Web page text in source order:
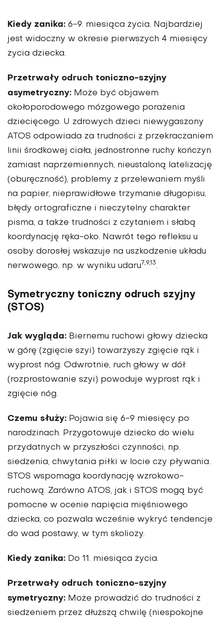
Kiedy zanika: 6-9. miesiąca życia. Najbardziej
jest widoczny w okresie pierwszych 4 miesięcy
życia dziecka.
Przetrwały odruch toniczno-szyjny
asymetryczny: Może być objawem
okołoporodowego mózgowego porażenia
dziecięcego. U zdrowych dzieci niewygaszony
ATOS odpowiada za trudności z przekraczaniem
linii środkowej ciała, jednostronne ruchy kończyn
zamiast naprzemiennych, nieustaloną latelizację
(oburęczność), problemy z przelewaniem myśli
na papier, nieprawidłowe trzymanie długopisu,
błędy ortograficzne i nieczytelny charakter
pisma, a także trudności z czytaniem i słabą
koordynację ręka-oko. Nawrót tego refleksu u
osoby dorosłej wskazuje na uszkodzenie układu
nerwowego, np. w wyniku udaru7,9,13.
Symetryczny toniczny odruch szyjny
(STOS)
Jak wygląda: Biernemu ruchowi głowy dziecka
w górę (zgięcie szyi) towarzyszy zgięcie rąk i
wyprost nóg. Odwrotnie, ruch głowy w dół
(rozprostowanie szyi) powoduje wyprost rąk i
zgięcie nóg.
Czemu służy: Pojawia się 6-9 miesięcy po
narodzinach. Przygotowuje dziecko do wielu
przydatnych w przyszłości czynności, np.
siedzenia, chwytania piłki w locie czy pływania.
STOS wspomaga koordynację wzrokowo-
ruchową. Zarówno ATOS, jak i STOS mogą być
pomocne w ocenie napięcia mięśniowego
dziecka, co pozwala wcześnie wykryć tendencje
do wad postawy, w tym skoliozy.
Kiedy zanika: Do 11. miesiąca życia.
Przetrwały odruch toniczno-szyjny
symetryczny: Może prowadzić do trudności z
siedzeniem przez dłuższą chwilę (niespokojne